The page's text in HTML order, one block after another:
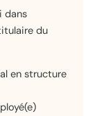
dans
du
en structure